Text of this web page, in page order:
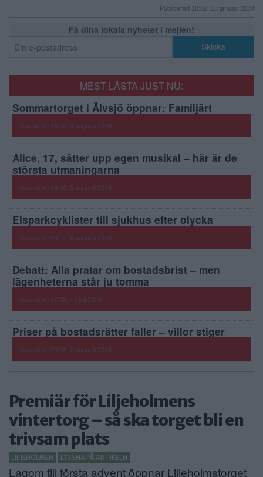
Publicerad 10:02, 10 januari 2024
Få dina lokala nyheter i mejlen!
MEST LÄSTA JUST NU:
Sommartorget i Älvsjö öppnar: Familjärt
posted on 16:23, 3 augusti 2026
Alice, 17, sätter upp egen musikal – här är de
största utmaningarna
posted on 16:16, 5 augusti 2026
Elsparkcyklister till sjukhus efter olycka
posted on 09:51, 6 augusti 2026
Debatt: Alla pratar om bostadsbrist – men
lägenheterna står ju tomma
posted on 17:28, 11 juli 2026
Priser på bostadsrätter faller – villor stiger
posted on 09:38, 7 augusti 2026
Premiär för Liljeholmens
vintertorg – så ska torget bli en
trivsam plats
LILJEHOLMEN LYSSNA PÅ ARTIKELN
Lagom till första advent öppnar Liljeholmstorget